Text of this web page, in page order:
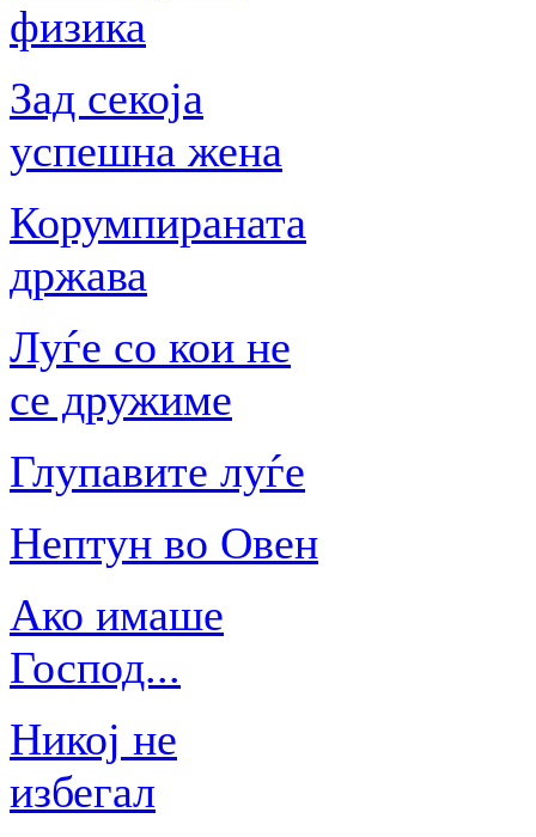
физика
Зад секоја
успешна жена
Корумпираната
држава
Луѓе со кои не
се дружиме
Глупавите луѓе
Нептун во Овен
Ако имаше
Господ...
Никој не
избегал